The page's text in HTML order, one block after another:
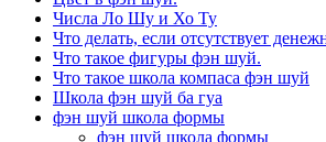
Числа Ло Шу и Хо Ту
Что делать, если отсутствует
Что такое фигуры фэн шуй.
Что такое школа компаса фэн шуй
Школа фэн шуй ба гуа
фэн шуй школа формы
фэн шуй школа формы